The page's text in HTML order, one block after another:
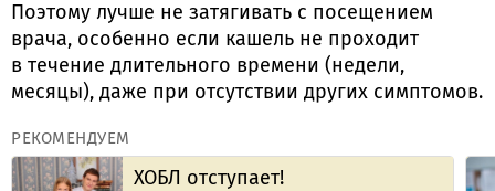
Поэтому лучше не затягивать с посещением
врача, особенно если кашель не проходит
в течение длительного времени (недели,
месяцы), даже при отсутствии других симптомов.
РЕКОМЕНДУЕМ
ХОБЛ отступает!